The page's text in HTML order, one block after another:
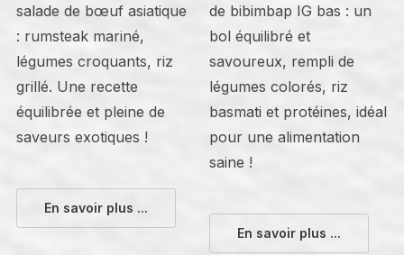
salade de bœuf asiatique
: rumsteak mariné,
légumes croquants, riz
grillé. Une recette
équilibrée et pleine de
saveurs exotiques !
En savoir plus ...
de bibimbap IG bas : un
bol équilibré et
savoureux, rempli de
légumes colorés, riz
basmati et protéines, idéal
pour une alimentation
saine !
En savoir plus ...